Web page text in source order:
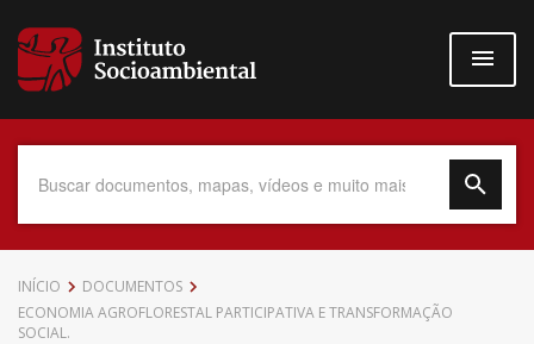
para
conteúdo
Data do Documento
INÍCIO
DOCUMENTOS
ECONOMIA AGROFLORESTAL PARTICIPATIVA E TRANSFORMAÇÃO
SOCIAL.